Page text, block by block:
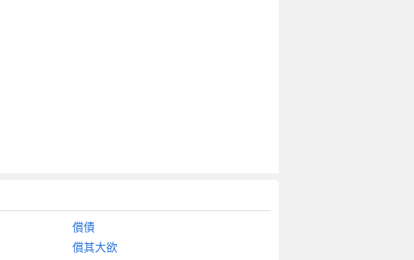
償債
償其大欲